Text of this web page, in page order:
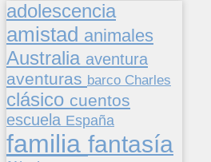
adolescencia
amistad animales
Australia aventura
aventuras barco Charles
clásico cuentos
escuela España
familia fantasía